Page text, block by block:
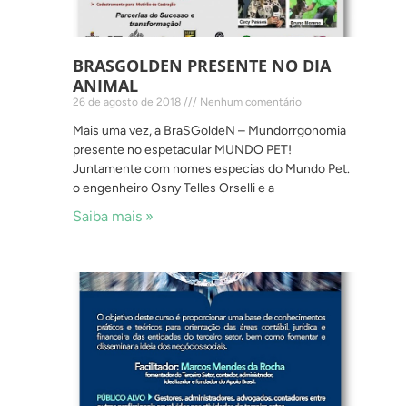
BRASGOLDEN PRESENTE NO DIA
ANIMAL
26 de agosto de 2018 Nenhum comentário
Mais uma vez, a BraSGoldeN – Mundorrgonomia
presente no espetacular MUNDO PET!
Juntamente com nomes especias do Mundo Pet.
o engenheiro Osny Telles Orselli e a
Saiba mais »